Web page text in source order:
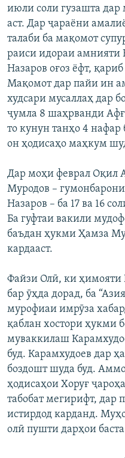
июли соли гузашта
аст. Дар ҷараёни
талаби ба мақомот
раиси идораи амнияти
Назаров оғоз ёфт,
Мақомот дар пайи ин
худсари мусаллаҳ дар
ҷумла 8 шаҳрванди
то кунун танҳо 4
он ҳодисаҳо маҳкум
Дар моҳи феврал Оқил
Муродов –
Назаров – ба 17 ва 16
Ба гуфтаи вакили
баъдан ҳукми Ҳамза
кардааст.
Файзи Олӣ, ки
бар ӯҳда дорад, ба
мурофиаи имрӯза
қаблан хостори ҳукми
муваккилаш
буд. Карамхудоев дар
боздошт шуда буд.
ҳодисаҳои Хоруғ
табобат мегирифт, дар
истирдод карданд.
олӣ пушти дарҳои